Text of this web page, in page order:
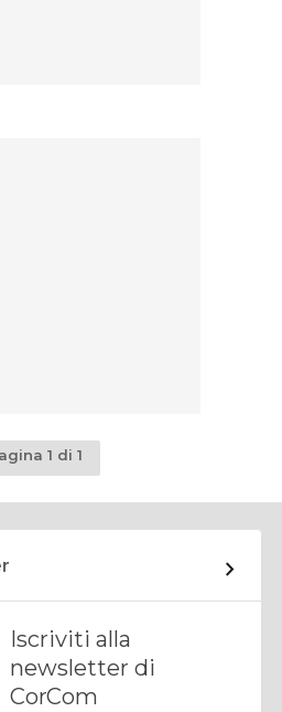
1 di 1
Iscriviti alla
newsletter di
CorCom